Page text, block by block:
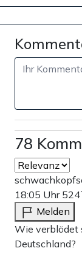
78
18:05 Uhr
Melden
Wie verblödet
Deutschland?